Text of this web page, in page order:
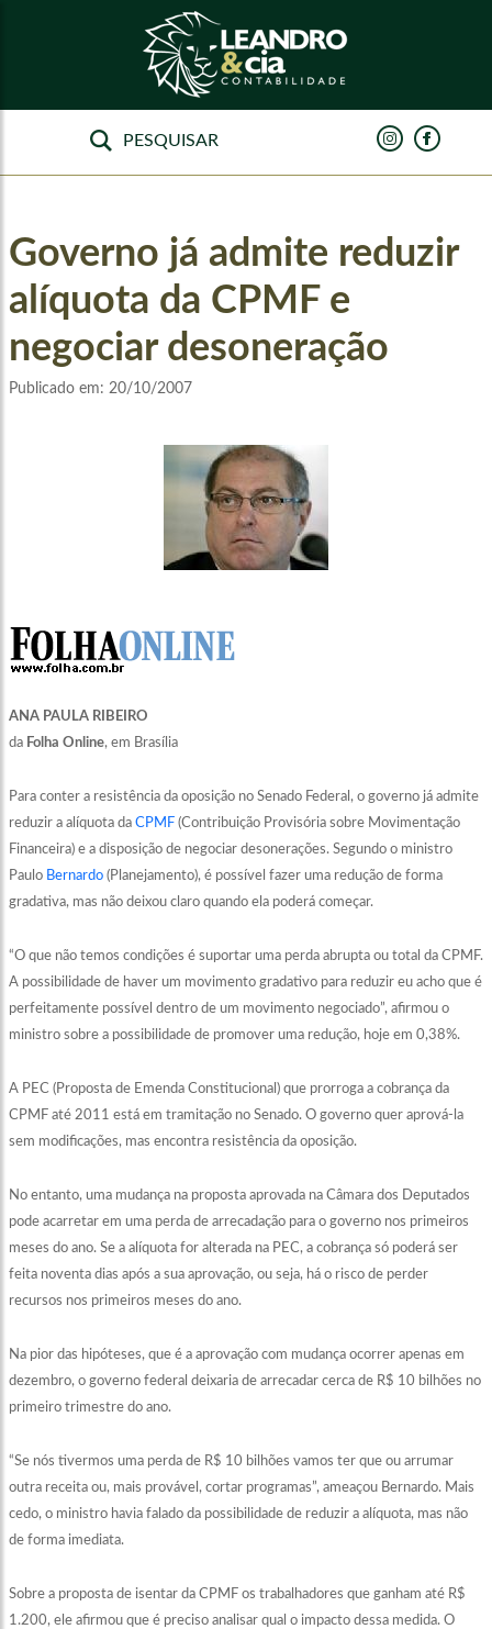
Governo já admite reduzir
alíquota da CPMF e
negociar desoneração
Publicado em: 20/10/2007
ANA PAULA RIBEIRO
da Folha Online, em Brasília
Para conter a resistência da oposição no Senado Federal, o governo já admite
reduzir a alíquota da CPMF(Contribuição Provisória sobre Movimentação
Financeira) e a disposição de negociar desonerações. Segundo o ministro
Paulo Bernardo(Planejamento), é possível fazer uma redução de forma
gradativa, mas não deixou claro quando ela poderá começar.
“O que não temos condições é suportar uma perda abrupta ou total da CPMF.
A possibilidade de haver um movimento gradativo para reduzir eu acho que é
perfeitamente possível dentro de um movimento negociado”, afirmou o
ministro sobre a possibilidade de promover uma redução, hoje em 0,38%.
A PEC (Proposta de Emenda Constitucional) que prorroga a cobrança da
CPMF até 2011 está em tramitação no Senado. O governo quer aprová-la
sem modificações, mas encontra resistência da oposição.
No entanto, uma mudança na proposta aprovada na Câmara dos Deputados
pode acarretar em uma perda de arrecadação para o governo nos primeiros
meses do ano. Se a alíquota for alterada na PEC, a cobrança só poderá ser
feita noventa dias após a sua aprovação, ou seja, há o risco de perder
recursos nos primeiros meses do ano.
Na pior das hipóteses, que é a aprovação com mudança ocorrer apenas em
dezembro, o governo federal deixaria de arrecadar cerca de R$ 10 bilhões no
primeiro trimestre do ano.
“Se nós tivermos uma perda de R$ 10 bilhões vamos ter que ou arrumar
outra receita ou, mais provável, cortar programas”, ameaçou Bernardo. Mais
cedo, o ministro havia falado da possibilidade de reduzir a alíquota, mas não
de forma imediata.
Sobre a proposta de isentar da CPMF os trabalhadores que ganham até R$
1.200, ele afirmou que é preciso analisar qual o impacto dessa medida. O